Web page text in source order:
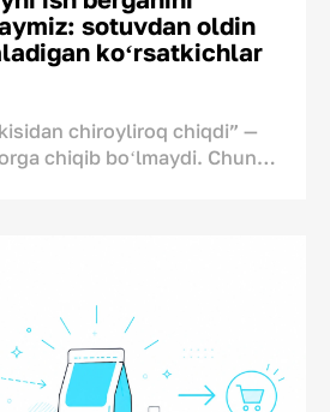
sotuvdan oldin
koʻrsatkichlar
chiroyliroq chiqdi” —
chiqib boʻlmaydi. Chunki
reklama testi
chiqarish, ombor, brend imiji
taʼsir qiladigan muhim